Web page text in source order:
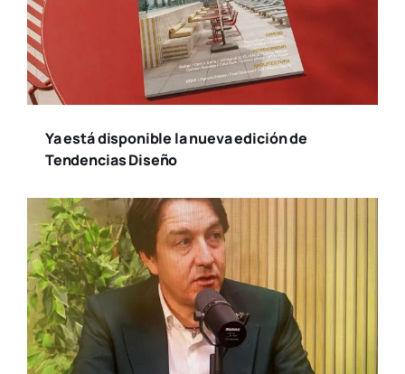
Ya está disponible la nueva edición de
Tendencias Diseño